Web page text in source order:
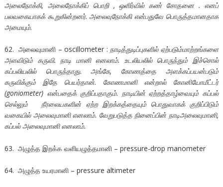
அலைநோக்கி, அலைநோக்கிப் பொறி , ஒளிர்வில் கண் சோதனை . எனப்
பலவகையாகக் கூறுகின்றனர். அலைவுநோக்கி என்பதுவே பொருத்தமானதாக
அமையும்.
62. அலைவுமானி – oscillometer :நாடித்துடிப்புகளில் ஏற்படும்மாற்றங்களை
அளவிடும் கருவி. நாடி மானி எனலாம். உடலியலில் பொருந்தும் இச்சொல்
கப்பலியலில் பொருந்தாது. அங்கே, கோணத்தை அளக்கப்பயன்படும்
கருவிக்கும் இதே பெயர்தான். கோணமானி என்றால் கோனியோமீட்டர்
(goniometer) என்பதைக் குறிப்பதாகும். நாடியின் ஏற்றத்தாழ்வையும் கப்பல்
செல்லும் நீரலையகளின் ஏற்ற இறக்கத்தையும் பொதுவாகக் குறிப்பிடும்
வகையில் அலைவுமானி எனலாம். வேறுபடுத்த நினைப்பின் நாடிஅலைவுமானி,
கப்பல் அலைவுமானி எனலாம்.
63. அழுத்த இறக்க வளியழுத்தமானி – pressure-drop manometer
64. அழுத்த உயரமானி – pressure altimeter